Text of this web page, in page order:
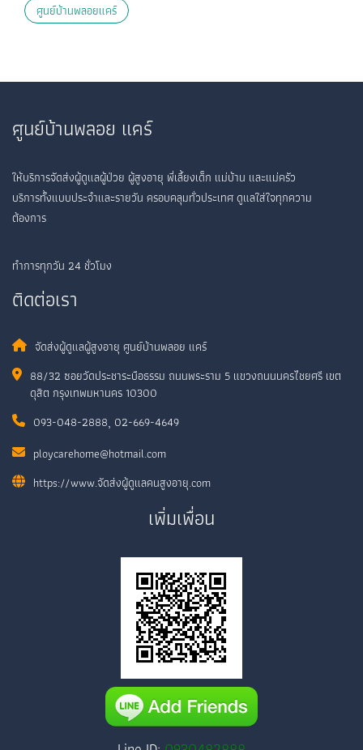
ศูนย์บ้านพลอยแคร์
ศูนย์บ้านพลอย แคร์
ให้บริการจัดส่งผู้ดูแลผู้ป่วย ผู้สูงอายุ พี่เลี้ยงเด็ก แม่บ้าน และแม่ครัว
บริการทั้งแบบประจำและรายวัน ครอบคลุมทั่วประเทศ ดูแลใส่ใจทุกความ
ต้องการ
ทำการทุกวัน 24 ชั่วโมง
ติดต่อเรา
จัดส่งผู้ดูแลผู้สูงอายุ ศูนย์บ้านพลอย แคร์
88/32 ซอยวัดประชาระบือธรรม ถนนพระราม 5 แขวงถนนนครไชยศรี เขต
ดุสิต กรุงเทพมหานคร 10300
093-048-2888, 02-669-4649
ploycarehome@hotmail.com
https://www.จัดส่งผู้ดูแลคนสูงอายุ.com
เพิ่มเพื่อน